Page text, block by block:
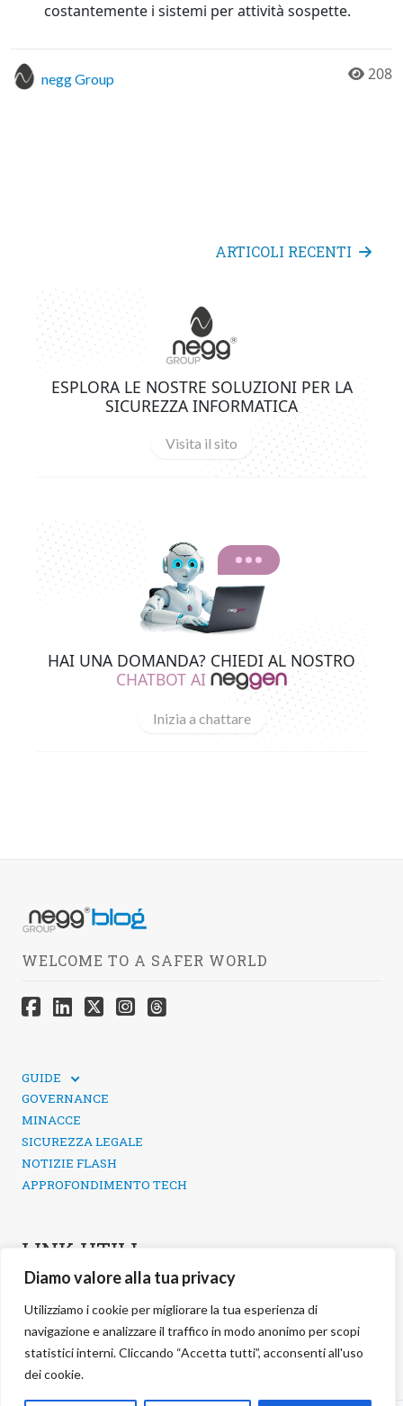
Diamo valore alla tua privacy
Utilizziamo i cookie per migliorare la tua esperienza di
navigazione e analizzare il traffico in modo anonimo per scopi
statistici interni. Cliccando “Accetta tutti”, acconsenti all'uso
dei cookie.
costantemente i sistemi per attività sospette.
negg Group 208
ARTICOLI RECENTI
ESPLORA LE NOSTRE SOLUZIONI PER LA
SICUREZZA INFORMATICA
Visita il sito
HAI UNA DOMANDA? CHIEDI AL NOSTRO
CHATBOT AI
Inizia a chattare
WELCOME TO A SAFER WORLD
GUIDE
SICUREZZA DEI SOCIAL MEDIA
GOVERNANCE
MINACCE
SICUREZZA LEGALE
NOTIZIE FLASH
APPROFONDIMENTO TECH
LINK UTILI
CONTATTI
INFORMATIVA SULLA PRIVACY
POLITICA DEI COOKIE
GESTIONE COOKIE